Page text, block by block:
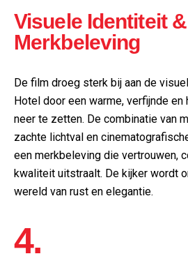
Visuele Identiteit &
Merkbeleving
De film droeg sterk bij aan de
Hotel door een warme, verfijnde
neer te zetten. De combinatie van
zachte lichtval en
een merkbeleving die vertrouwen,
kwaliteit uitstraalt. De kijker wordt
wereld van rust en elegantie.
4.